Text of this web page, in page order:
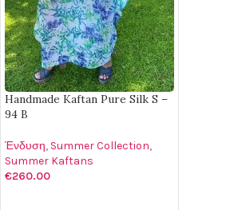
Handmade Kaftan Pure Silk S –
94 B
Ένδυση, Summer Collection,
Summer Kaftans
€260.00